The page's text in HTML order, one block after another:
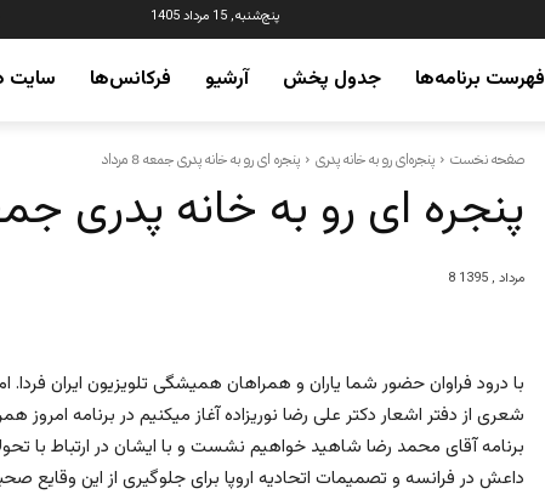
پنج‌شنبه, 15 مرداد 1405
فهرست برنامه‌ها جدول پخش آرشیو فرکانس‌ها سایت
صفحه نخست پنجره‌ای رو به خانه پدری پنجره ای رو به خانه پدری جمعه 8 مرداد
پنجره ای رو به خانه پدری جمعه 8
8 مرداد , 1395
شعری از دفتر اشعار دکتر علی رضا نوریزاده آغاز میکنیم در برنامه امروز
برنامه آقای محمد رضا شاهید خواهیم نشست و با ایشان در ارتباط با
داعش در فرانسه و تصمیمات اتحادیه اروپا برای جلوگیری از این وقایع